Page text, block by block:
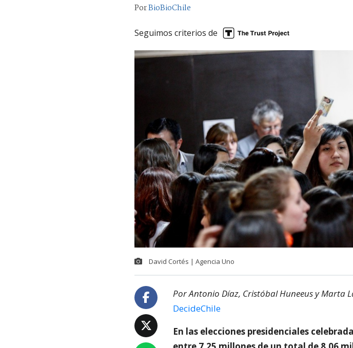
PorBioBioChile
Seguimos criterios de
David Cortés | Agencia Uno
Por Antonio Díaz, Cristóbal Huneeus y Marta
DecideChile
En las elecciones presidenciales